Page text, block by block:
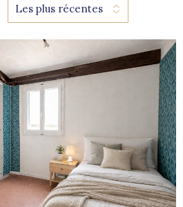
Les plus récentes
voir le
bien